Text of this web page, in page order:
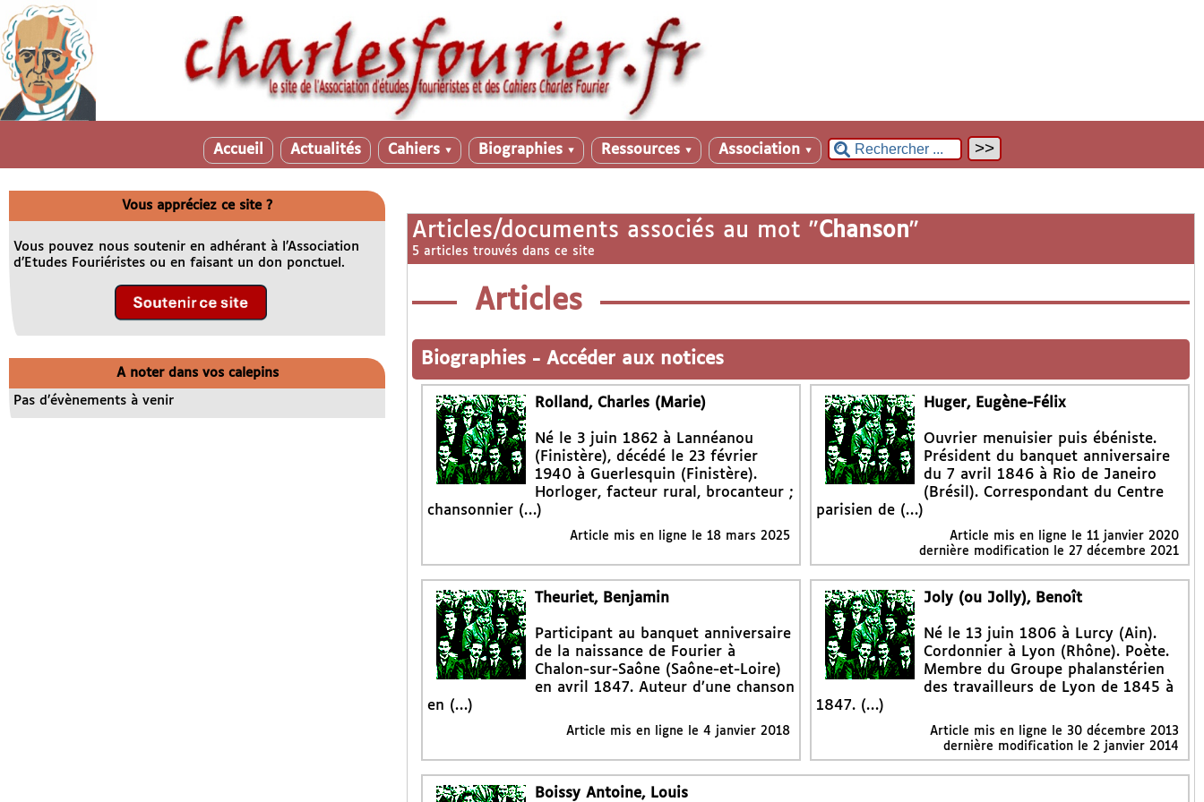
Accueil Actualités Cahiers ▼ Biographies ▼ Ressources ▼ Association ▼
Articles/documents associés au mot "Chanson"
5 articles trouvés dans ce site
Articles
Biographies - Accéder aux notices
Rolland, Charles (Marie)
Né le 3 juin 1862 à Lannéanou
(Finistère), décédé le 23 février
1940 à Guerlesquin (Finistère).
Horloger, facteur rural, brocanteur ;
chansonnier (…)
Article mis en ligne le 18 mars 2025
Huger, Eugène-Félix
Ouvrier menuisier puis ébéniste.
Président du banquet anniversaire
du 7 avril 1846 à Rio de Janeiro
(Brésil). Correspondant du Centre
parisien de (…)
Article mis en ligne le11 janvier 2020
dernière modification le 27 décembre 2021
Theuriet, Benjamin
Participant au banquet anniversaire
de la naissance de Fourier à
Chalon-sur-Saône (Saône-et-Loire)
en avril 1847. Auteur d’une chanson
en (…)
Article mis en ligne le 4 janvier 2018
Joly (ou Jolly), Benoît
Né le 13 juin 1806 à Lurcy (Ain).
Cordonnier à Lyon (Rhône). Poète.
Membre du Groupe phalanstérien
des travailleurs de Lyon de 1845 à
1847. (…)
Article mis en ligne le 30 décembre 2013
dernière modification le 2 janvier 2014
Boissy Antoine, Louis
Vous appréciez ce site ?
Vous pouvez nous soutenir en adhérant à l’Association
d’Etudes Fouriéristes ou en faisant un don ponctuel.
A noter dans vos calepins
Pas d’évènements à venir